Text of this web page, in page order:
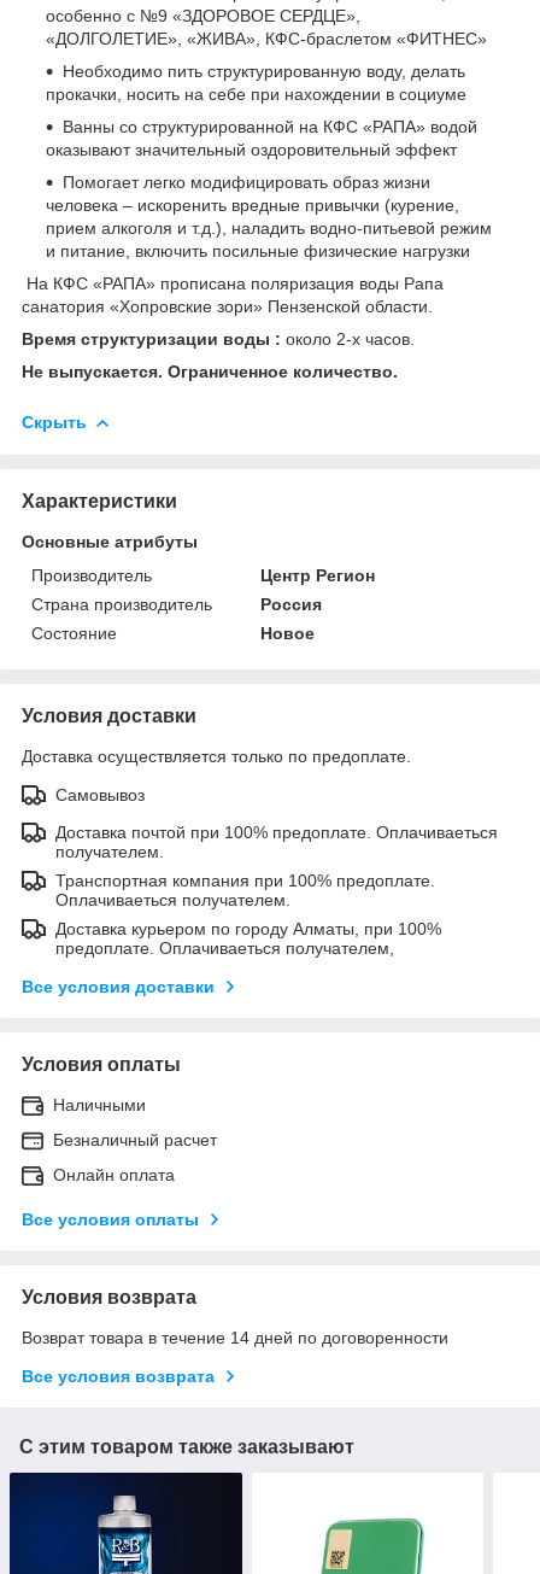
особенно с №9 «ЗДОРОВОЕ СЕРДЦЕ»,
«ДОЛГОЛЕТИЕ», «ЖИВА», КФС-браслетом «ФИТНЕС»
Необходимо пить структурированную воду, делать
прокачки, носить на себе при нахождении в социуме
Ванны со структурированной на КФС «РАПА» водой
оказывают значительный оздоровительный эффект
Помогает легко модифицировать образ жизни
человека – искоренить вредные привычки (курение,
прием алкоголя и т.д.), наладить водно-питьевой режим
и питание, включить посильные физические нагрузки
На КФС «РАПА» прописана поляризация воды Рапа
санатория «Хопровские зори» Пензенской области.
Время структуризации воды : около 2-х часов.
Не выпускается. Ограниченное количество.
Скрыть
Характеристики
Основные атрибуты
Производитель
Центр Регион
Страна производитель
Россия
Состояние
Новое
Условия доставки
Доставка осуществляется только по предоплате.
Самовывоз
Доставка почтой при 100% предоплате. Оплачиваеться
получателем.
Транспортная компания при 100% предоплате.
Оплачиваеться получателем.
Доставка курьером по городу Алматы, при 100%
предоплате. Оплачиваеться получателем,
Все условия доставки
Условия оплаты
Наличными
Безналичный расчет
Онлайн оплата
Все условия оплаты
Условия возврата
Возврат товара в течение 14 дней по договоренности
Все условия возврата
С этим товаром также заказывают